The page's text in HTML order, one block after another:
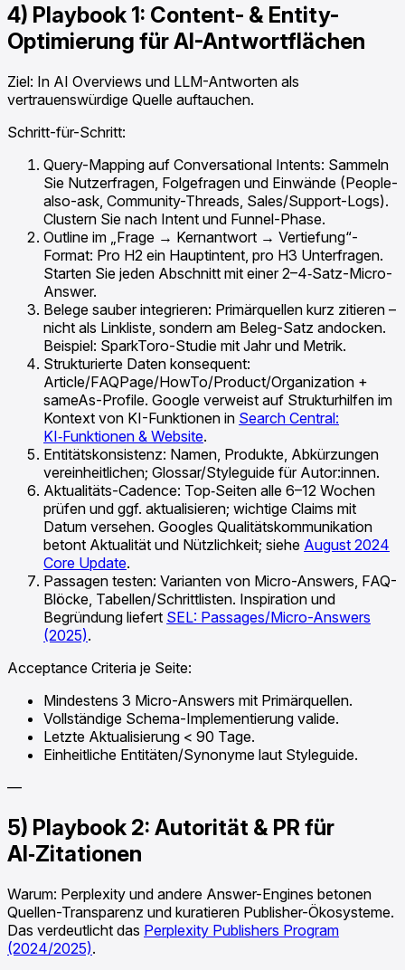
4) Playbook 1: Content- & Entity-
Optimierung für AI-Antwortflächen
Ziel: In AI Overviews und LLM-Antworten als
vertrauenswürdige Quelle auftauchen.
Schritt-für-Schritt:
Query-Mapping auf Conversational Intents: Sammeln
Sie Nutzerfragen, Folgefragen und Einwände (People-
also-ask, Community-Threads, Sales/Support-Logs).
Clustern Sie nach Intent und Funnel-Phase.
Outline im „Frage → Kernantwort → Vertiefung“-
Format: Pro H2 ein Hauptintent, pro H3 Unterfragen.
Starten Sie jeden Abschnitt mit einer 2–4‑Satz-Micro-
Answer.
Belege sauber integrieren: Primärquellen kurz zitieren –
nicht als Linkliste, sondern am Beleg-Satz andocken.
Beispiel: SparkToro-Studie mit Jahr und Metrik.
Strukturierte Daten konsequent:
Article/FAQPage/HowTo/Product/Organization +
sameAs-Profile. Google verweist auf Strukturhilfen im
Kontext von KI-Funktionen in Search Central:
KI‑Funktionen & Website.
Entitätskonsistenz: Namen, Produkte, Abkürzungen
vereinheitlichen; Glossar/Styleguide für Autor:innen.
Aktualitäts-Cadence: Top‑Seiten alle 6–12 Wochen
prüfen und ggf. aktualisieren; wichtige Claims mit
Datum versehen. Googles Qualitätskommunikation
betont Aktualität und Nützlichkeit; siehe August 2024
Core Update.
Passagen testen: Varianten von Micro-Answers, FAQ-
Blöcke, Tabellen/Schrittlisten. Inspiration und
Begründung liefert SEL: Passages/Micro-Answers
(2025).
Acceptance Criteria je Seite:
Mindestens 3 Micro-Answers mit Primärquellen.
Vollständige Schema-Implementierung valide.
Letzte Aktualisierung < 90 Tage.
Einheitliche Entitäten/Synonyme laut Styleguide.
—
5) Playbook 2: Autorität & PR für
AI‑Zitationen
Warum: Perplexity und andere Answer-Engines betonen
Quellen-Transparenz und kuratieren Publisher-Ökosysteme.
Das verdeutlicht das Perplexity Publishers Program
(2024/2025).